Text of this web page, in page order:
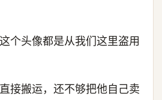
个头像都是从我们这里盗用
接搬运，还不够把他自己卖